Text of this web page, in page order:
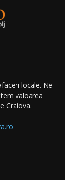
locale. Ne
valoarea
Craiova.